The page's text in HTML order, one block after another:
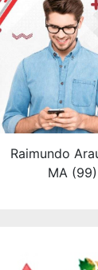
Raimundo
MA